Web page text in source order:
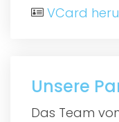
VCard
Unsere
Das Team